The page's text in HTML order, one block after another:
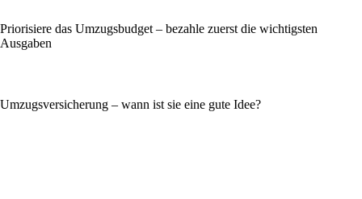
Priorisiere das Umzugsbudget – bezahle zuerst die wichtigsten
Ausgaben
Umzugsversicherung – wann ist sie eine gute Idee?